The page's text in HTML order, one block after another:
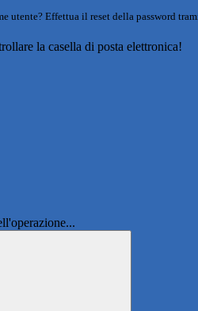
utente? Effettua il reset della password
la casella di posta elettronica!